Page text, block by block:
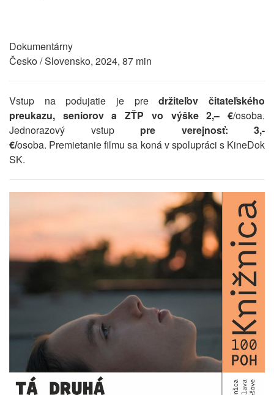
Dokumentárny
Česko / Slovensko, 2024, 87 min
Vstup na podujatie je predržiteľov čitateľského
preukazu, seniorov a ZŤP vo výške 2,– €/osoba.
Jednorazový vstup pre verejnosť: 3,-
€/osoba. Premietanie filmu sa koná v spolupráci s KineDok
SK.